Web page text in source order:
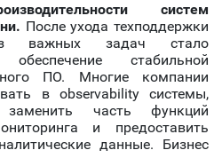
систем
После ухода техподдержки
важных задач стало
обеспечение стабильной
ПО. Многие компании
в observability системы,
часть функций
и предоставить
данные. Бизнес